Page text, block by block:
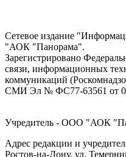
Сетевое издание
"АОК "Панорама".
Зарегистрировано
связи, информационных
коммуникаций
СМИ Эл № ФС77-63561 от 02
Учредитель - ООО "АОК
Адрес редакции и
Ростов-на-Дону, ул.